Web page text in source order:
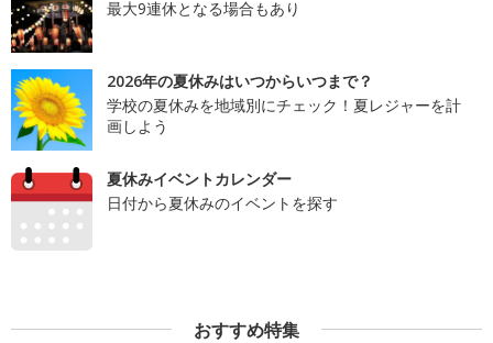
最大9連休となる場合もあり
2026年の夏休みはいつからいつまで？
学校の夏休みを地域別にチェック！夏レジャーを計
画しよう
夏休みイベントカレンダー
日付から夏休みのイベントを探す
おすすめ特集